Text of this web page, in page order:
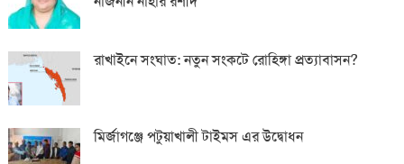
রাখাইনে সংঘাত: নতুন সংকটে রোহিঙ্গা প্রত্যাবাসন?
মির্জাগঞ্জে পটুয়াখালী টাইমস এর উদ্বোধন